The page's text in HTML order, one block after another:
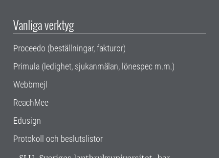
Vanliga verktyg
Proceedo (beställningar, fakturor)
Primula (ledighet, sjukanmälan, lönespec m.m.)
Webbmejl
ReachMee
Edusign
Protokoll och beslutslistor